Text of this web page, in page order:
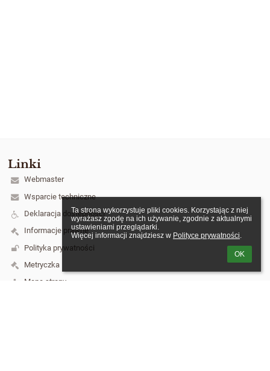
Ta strona wykorzystuje pliki cookies. Korzystając z niej
wyrażasz zgodę na ich używanie, zgodnie z aktualnymi
ustawieniami przeglądarki.
Więcej informacji znajdziesz w Polityce prywatności.
OK
Linki
Webmaster
Wsparcie techniczne
Deklaracja dostępności
Informacje prawne
Polityka prywatności
Metryczka
Mapa strony